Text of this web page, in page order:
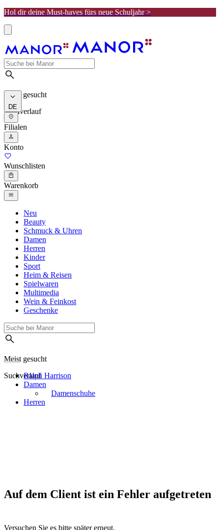
Hol dir deine Must-haves fürs neue Schuljahr >
Meist gesucht
Suchverlauf
DE
Filialen
Konto
Wunschlisten
Warenkorb
Neu
Beauty
Schmuck & Uhren
Damen
Herren
Kinder
Sport
Heim & Reisen
Spielwaren
Multimedia
Wein & Feinkost
Geschenke
Meist gesucht
SuchverlaufRalph Harrison
Damen
Damenschuhe
Herren
Auf dem Client ist ein Fehler aufgetreten
Versuchen Sie es bitte später erneut.